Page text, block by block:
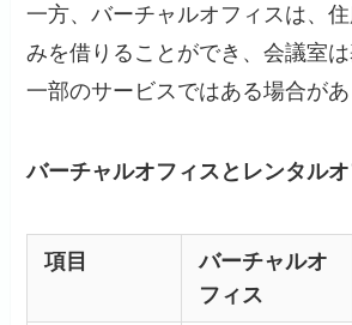
一方、バーチャルオフィスは、
みを借りることができ、会議室は
一部のサービスではある場合があ
バーチャルオフィスとレンタル
項目
バーチャルオ
フィス